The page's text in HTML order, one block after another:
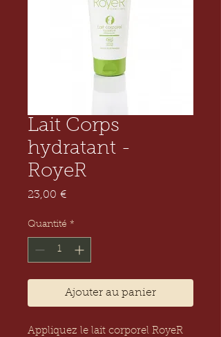
Lait Corps
hydratant -
RoyeR
23,00 €Prix
Quantité *
Ajouter au panier
Appliquez le lait corporel RoyeR